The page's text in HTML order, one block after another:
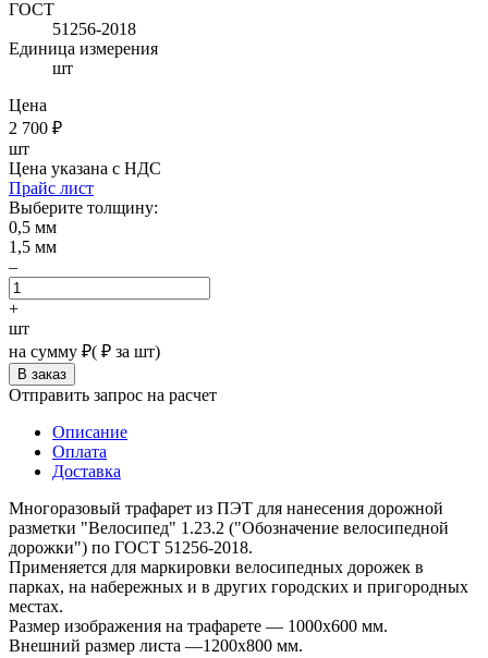
ГОСТ
51256-2018
Единица измерения
шт
Цена
2 700 ₽
шт
Цена указана с НДС
Прайс лист
Выберите толщину:
0,5 мм
1,5 мм
–
+
шт
на сумму ₽( ₽ за шт)
Отправить запрос на расчет
Описание
Оплата
Доставка
Многоразовый трафарет из ПЭТ для нанесения дорожной
разметки "Велосипед" 1.23.2 ("Обозначение велосипедной
дорожки") по ГОСТ 51256-2018.
Применяется для маркировки велосипедных дорожек в
парках, на набережных и в других городских и пригородных
местах.
Размер изображения на трафарете — 1000x600 мм.
Внешний размер листа —1200х800 мм.